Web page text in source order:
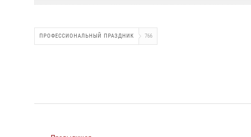
ПРОФЕССИОНАЛЬНЫЙ ПРАЗДНИК 766